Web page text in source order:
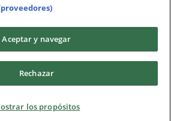
2026 · Shopfully Marketing S.L.U. –
Política de privacidad
Aceptar y navegar
Rechazar
los propósitos